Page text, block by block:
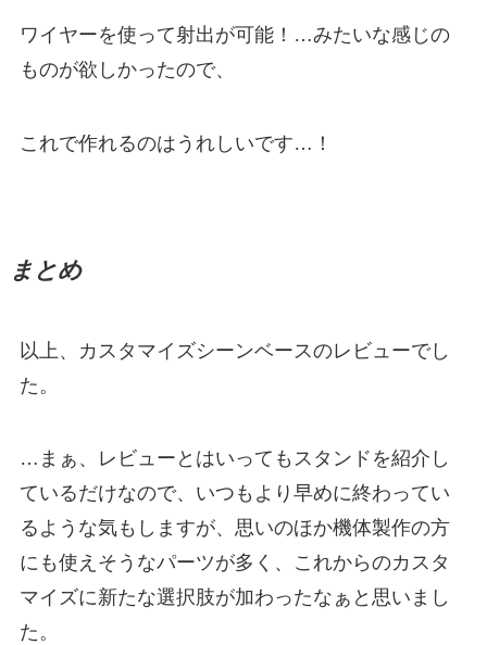
ワイヤーを使って射出が可能！…みたいな感じの
ものが欲しかったので、
これで作れるのはうれしいです…！
まとめ
以上、カスタマイズシーンベースのレビューでし
た。
…まぁ、レビューとはいってもスタンドを紹介し
ているだけなので、いつもより早めに終わってい
るような気もしますが、思いのほか機体製作の方
にも使えそうなパーツが多く、これからのカスタ
マイズに新たな選択肢が加わったなぁと思いまし
た。